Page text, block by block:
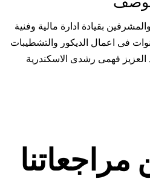
بقيادة ادارة مالية وفنية
فى اعمال الديكور والتشطيبات